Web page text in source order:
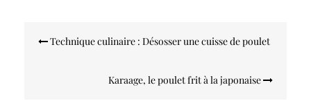
de Technique culinaire : Désosser une cuisse de poulet
Karaage, le poulet frit à la japonaise